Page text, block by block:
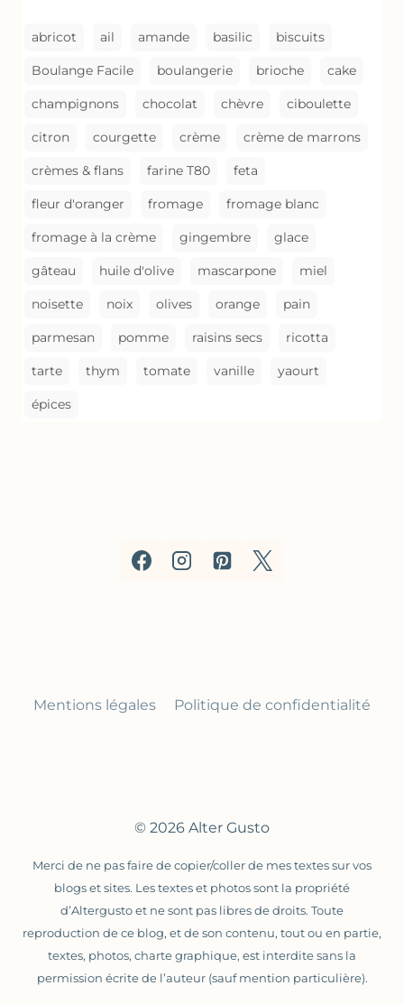
abricot ail amande basilic biscuits
Boulange Facile boulangerie brioche cake
champignons chocolat chèvre ciboulette
citron courgette crème crème de marrons
crèmes & flans farine T80 feta
fleur d'oranger fromage fromage blanc
fromage à la crème gingembre glace
gâteau huile d'olive mascarpone miel
noisette noix olives orange pain
parmesan pomme raisins secs ricotta
tarte thym tomate vanille yaourt
épices
Mentions légales Politique de confidentialité
© 2026 Alter Gusto
Merci de ne pas faire de copier/coller de mes textes sur vos
blogs et sites. Les textes et photos sont la propriété
d’Altergusto et ne sont pas libres de droits. Toute
reproduction de ce blog, et de son contenu, tout ou en partie,
textes, photos, charte graphique, est interdite sans la
permission écrite de l’auteur (sauf mention particulière).